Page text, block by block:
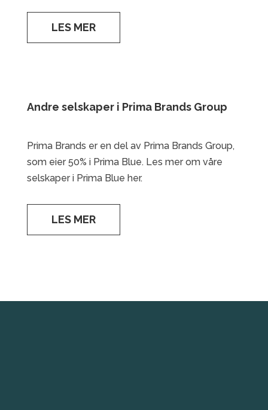
LES MER
Andre selskaper i Prima Brands Group
Prima Brands er en del av Prima Brands Group,
som eier 50% i Prima Blue. Les mer om våre
selskaper i Prima Blue her.
LES MER